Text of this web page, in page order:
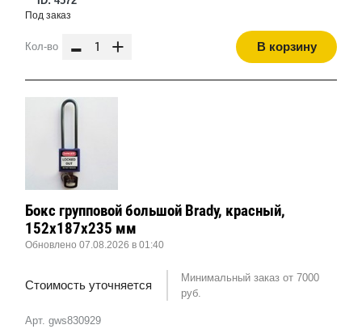
Под заказ
Кол-во - + В корзину
Арт. gws830929
Бокс групповой большой Brady, красный,
152x187x235 мм
Обновлено 07.08.2026 в 01:40
Стоимость уточняется
Минимальный заказ от 7000
руб.